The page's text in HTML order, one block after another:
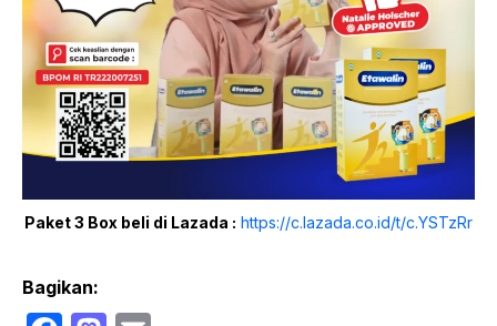
Paket 3 Box beli di Lazada : https://c.lazada.co.id/t/c.YSTzRr
Bagikan: